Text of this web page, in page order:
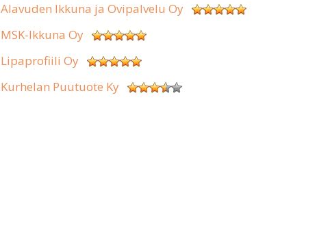
Alavuden Ikkuna ja Ovipalvelu Oy
MSK-Ikkuna Oy
Lipaprofiili Oy
Kurhelan Puutuote Ky